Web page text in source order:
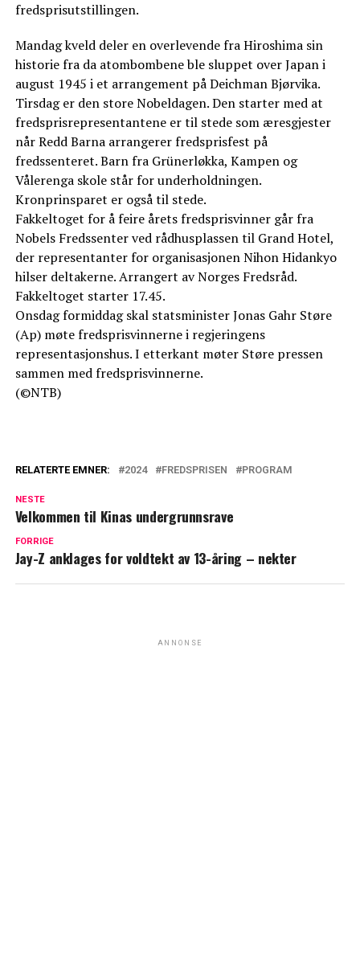
fredsprisutstillingen.
Mandag kveld deler en overlevende fra Hiroshima sin
historie fra da atombombene ble sluppet over Japan i
august 1945 i et arrangement på Deichman Bjørvika.
Tirsdag er den store Nobeldagen. Den starter med at
fredsprisrepresentantene er til stede som æresgjester
når Redd Barna arrangerer fredsprisfest på
fredssenteret. Barn fra Grünerløkka, Kampen og
Vålerenga skole står for underholdningen.
Kronprinsparet er også til stede.
Fakkeltoget for å feire årets fredsprisvinner går fra
Nobels Fredssenter ved rådhusplassen til Grand Hotel,
der representanter for organisasjonen Nihon Hidankyo
hilser deltakerne. Arrangert av Norges Fredsråd.
Fakkeltoget starter 17.45.
Onsdag formiddag skal statsminister Jonas Gahr Støre
(Ap) møte fredsprisvinnerne i regjeringens
representasjonshus. I etterkant møter Støre pressen
sammen med fredsprisvinnerne.
(©NTB)
RELATERTE EMNER: 2024 FREDSPRISEN PROGRAM
NESTE
Velkommen til Kinas undergrunnsrave
FORRIGE
Jay-Z anklages for voldtekt av 13-åring – nekter
ANNONSE